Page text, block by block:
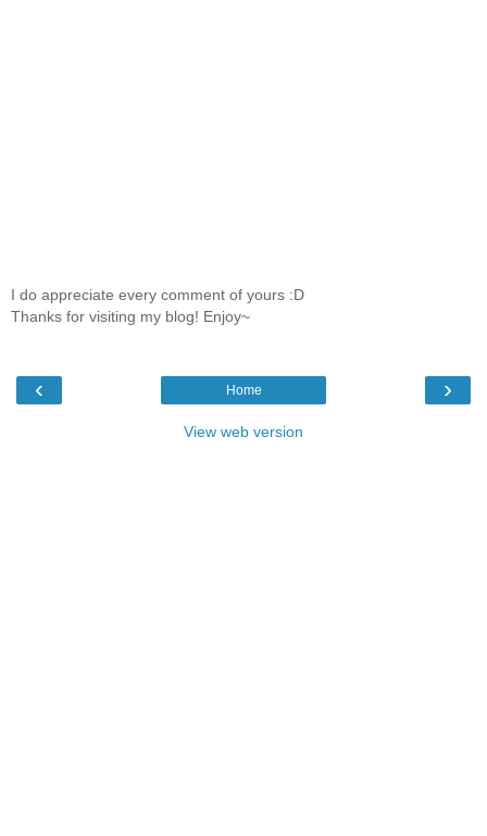
I do appreciate every comment of yours :D
Thanks for visiting my blog! Enjoy~
‹ ›
Home
View web version